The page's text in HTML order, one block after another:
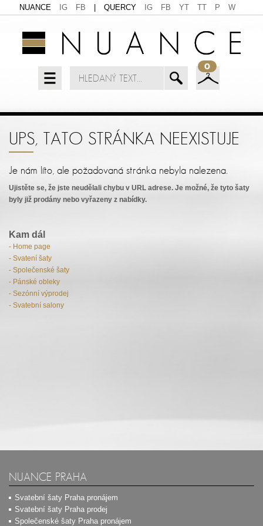
NUANCE IG FB QUERCY IG FB YT TT P W
0
UPS, TATO STRÁNKA NEEXISTUJE
Je nám líto, ale požadovaná stránka nebyla nalezena.
Ujistěte se, že jste neudělali chybu v URL adrese. Je možné, že tyto šaty
byly již prodány nebo vyřazeny z nabídky.
Kam dál
- Home page
- Svatení šaty
- Společenské šaty
- Pánské obleky
- Sezónní výprodej
- Svatební salony
NUANCE PRAHA
Svatební šaty Praha pronájem
Svatební šaty Praha prodej
Společenské šaty Praha pronájem